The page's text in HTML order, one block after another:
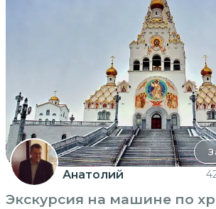
Анатолий
Экскурсия на машине по